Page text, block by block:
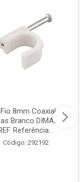
8mm Coaxial 20
Branco DIMAX /
Referência...
Código: 292192